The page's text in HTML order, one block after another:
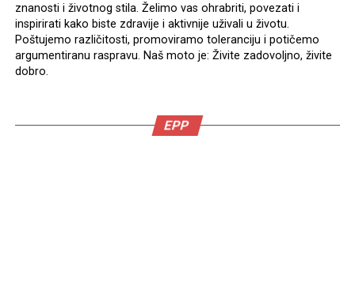
znanosti i životnog stila. Želimo vas ohrabriti, povezati i
inspirirati kako biste zdravije i aktivnije uživali u životu.
Poštujemo različitosti, promoviramo toleranciju i potičemo
argumentiranu raspravu. Naš moto je: Živite zadovoljno, živite
dobro.
EPP